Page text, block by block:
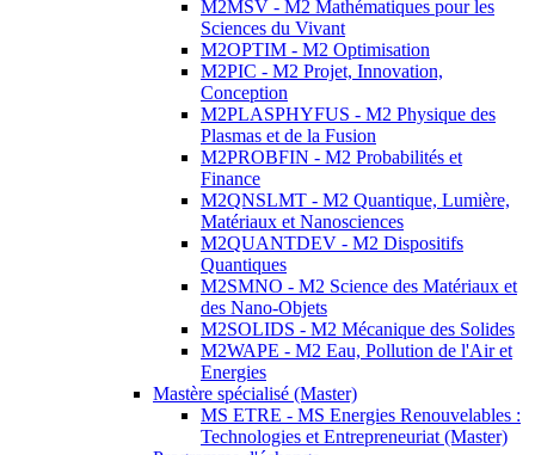
M2MSV - M2 Mathématiques pour les
Sciences du Vivant
M2OPTIM - M2 Optimisation
M2PIC - M2 Projet, Innovation,
Conception
M2PLASPHYFUS - M2 Physique des
Plasmas et de la Fusion
M2PROBFIN - M2 Probabilités et
Finance
M2QNSLMT - M2 Quantique, Lumière,
Matériaux et Nanosciences
M2QUANTDEV - M2 Dispositifs
Quantiques
M2SMNO - M2 Science des Matériaux et
des Nano-Objets
M2SOLIDS - M2 Mécanique des Solides
M2WAPE - M2 Eau, Pollution de l'Air et
Energies
Mastère spécialisé (Master)
MS ETRE - MS Energies Renouvelables :
Technologies et Entrepreneuriat (Master)